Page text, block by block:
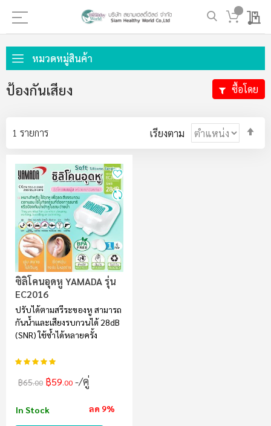
My
ไป
ที่
เนื้อหา
หมวดหมู่สินค้า
ป้องกันเสียง
1 รายการ เรียงตาม
ซิลิโคนอุดหู YAMADA รุ่น
EC2016
ปรับได้ตามสรีระของหู สามารถ
กันน้ำและเสียงรบกวนได้ 28dB
(SNR) ใช้ซ้ำได้หลายครั้ง
อันดับ:
฿65.00 ฿59.00 /คู่
In Stock ลด 9%
ซื้อโดย